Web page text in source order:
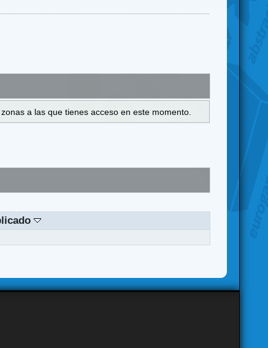
a las que tienes acceso en este momento.